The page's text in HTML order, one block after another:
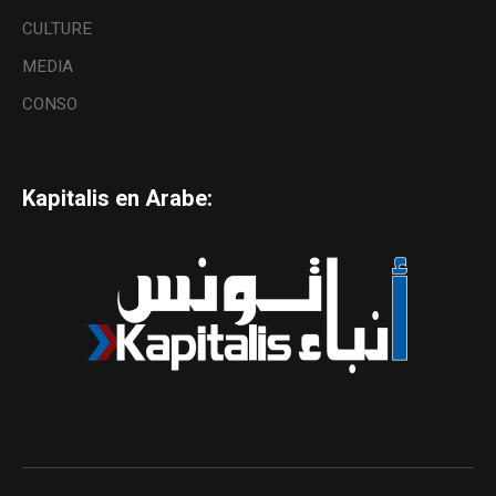
CULTURE
MEDIA
CONSO
Kapitalis en Arabe: